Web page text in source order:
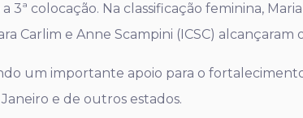
3ª colocação. Na classificação feminina,
Carlim e Anne Scampini (ICSC) alcançaram
um importante apoio para o
e de outros estados.